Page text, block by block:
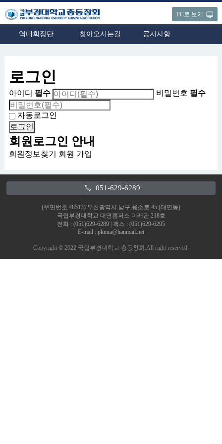
PC로 보기
역대회장단 찾아오시는길 공지사항
로그인
아이디 필수 비밀번호 필수
자동로그인
회원로그인 안내
회원정보찾기 회원 가입
051-629-6289
(우편번호 48513) 부산광역시 남구 용소로 45 (대연동)
국립부경대학교 대연캠퍼스 미래관 218호
전화 : (051)629-6289 | 팩스 : (051)629-6295
E-mail : pknua@hanmail.net
Copyright © 2022 국립부경대학교 총동창회.All right reserved.